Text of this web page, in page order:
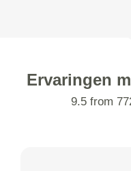
Ervaringen
9.5 from